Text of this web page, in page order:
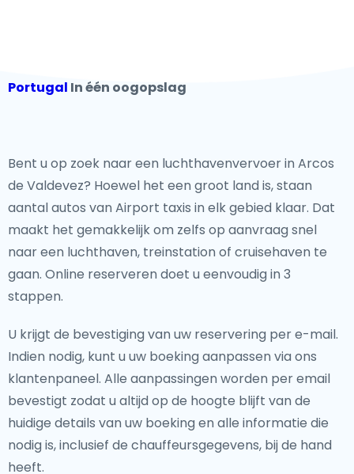
Portugal In één oogopslag
Bent u op zoek naar een luchthavenvervoer in Arcos
de Valdevez? Hoewel het een groot land is, staan
aantal autos van Airport taxis in elk gebied klaar. Dat
maakt het gemakkelijk om zelfs op aanvraag snel
naar een luchthaven, treinstation of cruisehaven te
gaan. Online reserveren doet u eenvoudig in 3
stappen.
U krijgt de bevestiging van uw reservering per e-mail.
Indien nodig, kunt u uw boeking aanpassen via ons
klantenpaneel. Alle aanpassingen worden per email
bevestigt zodat u altijd op de hoogte blijft van de
huidige details van uw boeking en alle informatie die
nodig is, inclusief de chauffeursgegevens, bij de hand
heeft.